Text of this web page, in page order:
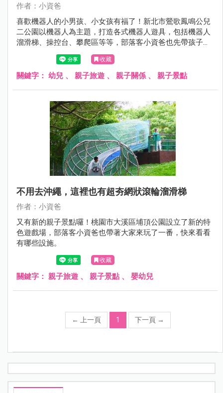
作者：小資爸
喜歡機器人的小男孩、小女孩有福了！新北市鶯歌鳳鳴公兒
二公園以機器人為主題，打造各式機器人遊具，包括機器人
溜滑梯、操控台、攀爬區等等，部落客小資爸也先帶孩子來
玩樂一番，快來看看吧～
收藏
關鍵字： 幼兒 、 親子旅遊 、 親子關係 、 親子景點
不用去沖繩，這裡也有超夯網狀滾輪溜滑梯
作者：小資爸
又有新的親子景點囉！桃園市大溪區埔頂公園設立了新的特
色遊戲場，部落客小資爸也帶著大家來玩了一番，快來看看
有哪些設施。
收藏
關鍵字： 親子旅遊 、 親子景點 、 嬰幼兒
← 上一頁 1 下一頁 →